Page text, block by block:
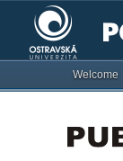
Welcome